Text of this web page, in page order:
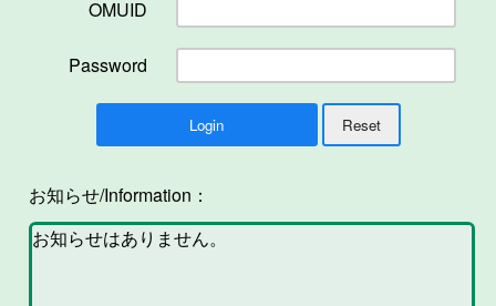
OMUID
Password
お知らせ/Information：